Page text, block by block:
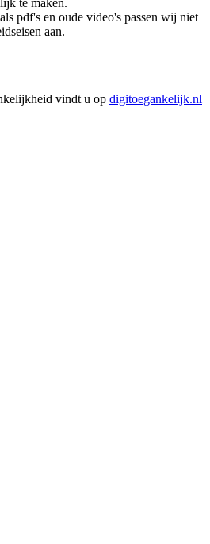
pdf's en oude video's passen wij niet
aan.
vindt u op digitoegankelijk.nl